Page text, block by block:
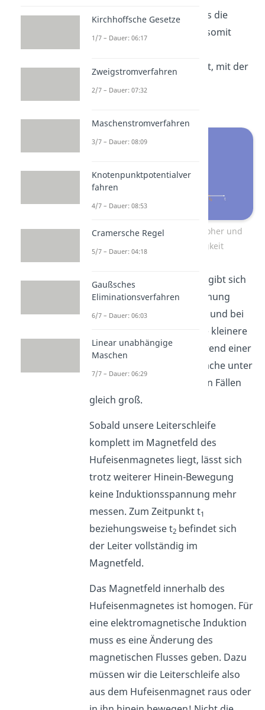
Die Formel zeigt auch, dass die
induzierte Spannung und somit
Geschwindigkeit v abhängt, mit der
Induktionsspannung bei hoher und
niedriger Geschwindigkeit
Bei schneller Bewegung ergibt sich
eine hohe Induktionsspannung
während einer kurzen Zeit und bei
langsamer Bewegung eine kleinere
Induktionsspannung während einer
längeren Zeitdauer. Die Fläche unter
der Kurve ist aber in beiden Fällen
gleich groß.
Sobald unsere Leiterschleife
komplett im Magnetfeld des
Hufeisenmagnetes liegt, lässt sich
trotz weiterer Hinein-Bewegung
keine Induktionsspannung mehr
messen. Zum Zeitpunkt t1
beziehungsweise t2 befindet sich
der Leiter vollständig im
Magnetfeld.
Das Magnetfeld innerhalb des
Hufeisenmagnetes ist homogen. Für
eine elektromagnetische Induktion
muss es eine Änderung des
magnetischen Flusses geben. Dazu
müssen wir die Leiterschleife also
aus dem Hufeisenmagnet raus oder
Kirchhoffsche Gesetze
1/7 – Dauer: 06:17
Zweigstromverfahren
2/7 – Dauer: 07:32
Maschenstromverfahren
3/7 – Dauer: 08:09
Knotenpunktpotentialver
fahren
4/7 – Dauer: 08:53
Cramersche Regel
5/7 – Dauer: 04:18
Gaußsches
Eliminationsverfahren
6/7 – Dauer: 06:03
Linear unabhängige
Maschen
7/7 – Dauer: 06:29